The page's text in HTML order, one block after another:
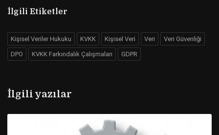
İlgili Etiketler
Kişisel Veriler Hukuku KVKK Kişisel Veri Veri Veri Güvenliği
DPO KVKK Farkındalık Çalışmaları GDPR
İlgili yazılar